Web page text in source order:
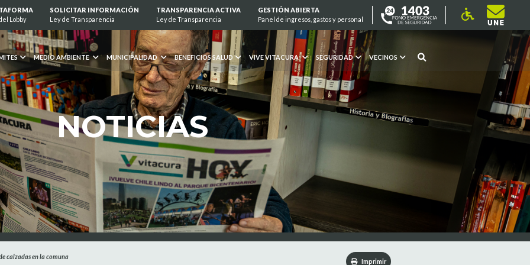
Lobby
SOLICITAR INFORMACIÓN
Ley de Transparencia
TRANSPARENCIA ACTIVA
Ley de Transparencia
GESTIÓN ABIERTA
Panel de ingresos, gastos y personal
MEDIO AMBIENTE MUNICIPALIDAD BENEFICIOS SALUD VIVE VITACURA SEGURIDAD VECINOS
NOTICIAS
calzadas en la comuna
Imprimir